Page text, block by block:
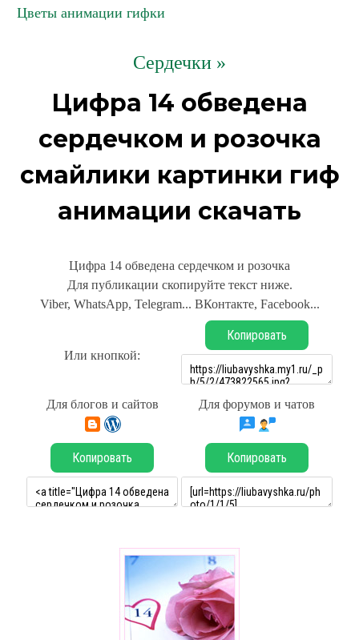
Цветы анимации гифки
Сердечки »
Цифра 14 обведена
сердечком и розочка
смайлики картинки гиф
анимации скачать
Цифра 14 обведена сердечком и розочка
Для публикации скопируйте текст ниже.
Viber, WhatsApp, Telegram... ВКонтакте, Facebook...
Или кнопкой:
Копировать
Для блогов и сайтов Для форумов и чатов
Копировать Копировать